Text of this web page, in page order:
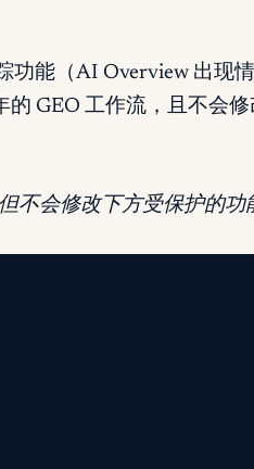
功能（AI Overview 出现
GEO 工作流，且不会
不会修改下方受保护的功